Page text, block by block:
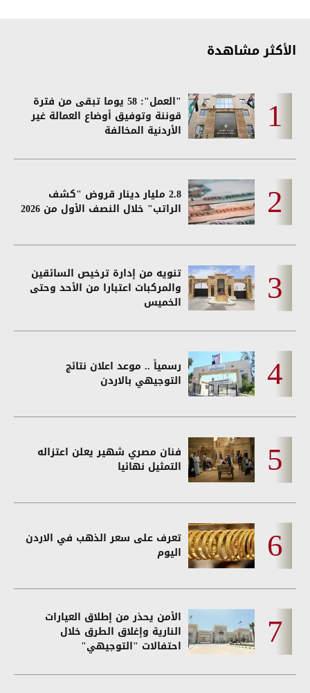
الأكثر مشاهدة
"العمل": 58 يوما تبقى من فترة
قوننة وتوفيق أوضاع العمالة غير
الأردنية المخالفة
2.8 مليار دينار قروض "كشف
الراتب" خلال النصف الأول من 2026
تنويه من إدارة ترخيص السائقين
والمركبات اعتبارا من الأحد وحتى
الخميس
رسمياً .. موعد اعلان نتائج
التوجيهي بالاردن
فنان مصري شهير يعلن اعتزاله
التمثيل نهائيا
تعرف على سعر الذهب في الاردن
اليوم
الأمن يحذر من إطلاق العيارات
النارية وإغلاق الطرق خلال
احتفالات "التوجيهي"